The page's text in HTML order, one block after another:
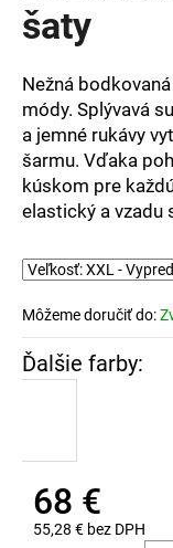
0,0
z
hviezdičiek.
šaty
Nežná
módy. Splývavá
a jemné rukávy
šarmu. Vďaka
kúskom pre
elastický a vzadu
Môžeme doručiť do:
68 €
55,28 € bez DPH